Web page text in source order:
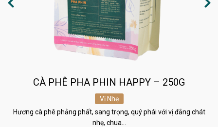
CÀ PHÊ PHA PHIN HAPPY – 250G
Vị Nhẹ
Hương cà phê phảng phất, sang trọng, quý phái với vị đắng chát
nhẹ, chua…